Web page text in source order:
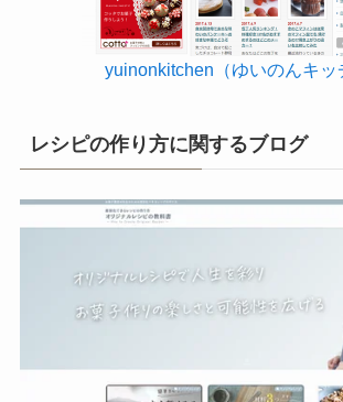
yuinonkitchen（ゆいのんキッ
レシピの作り方に関するブログ